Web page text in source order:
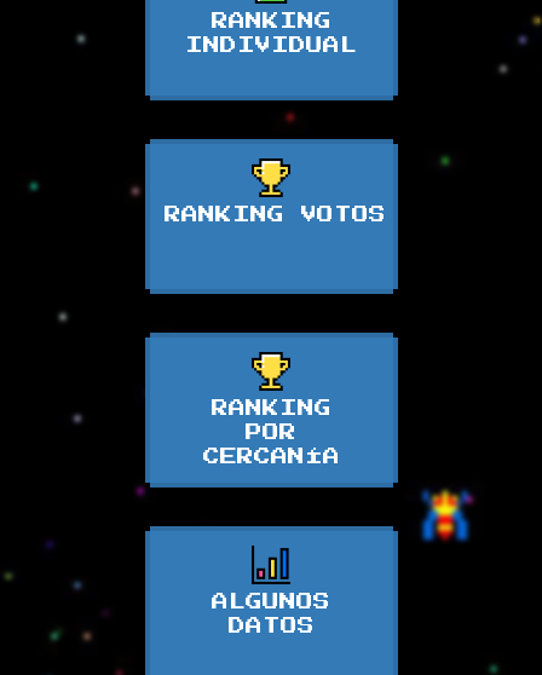
RANKING
INDIVIDUAL
RANKING VOTOS
RANKING
POR
CERCANÍA
ALGUNOS
DATOS